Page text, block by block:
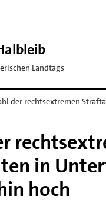
Landtags
der rechtsextremen
in
hoch